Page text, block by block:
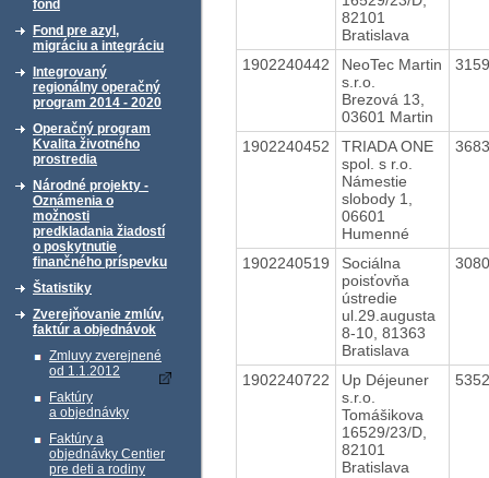
fond
Fond pre azyl,
migráciu a integráciu
Integrovaný
regionálny operačný
program 2014 - 2020
Operačný program
Kvalita životného
prostredia
Národné projekty -
Oznámenia o
možnosti
predkladania žiadostí
o poskytnutie
finančného príspevku
Štatistiky
Zverejňovanie zmlúv,
faktúr a objednávok
Zmluvy zverejnené
od 1.1.2012
Faktúry
a objednávky
Faktúry a
objednávky Centier
pre deti a rodiny
82101
Bratislava
1902240442
NeoTec Martin
s.r.o.
Brezová 13,
03601 Martin
1902240452
TRIADA ONE
spol. s r.o.
Námestie
slobody 1,
06601
Humenné
1902240519
Sociálna
poisťovňa
ústredie
ul.29.augusta
8-10, 81363
Bratislava
1902240722
Up Déjeuner
s.r.o.
Tomášikova
16529/23/D,
82101
Bratislava